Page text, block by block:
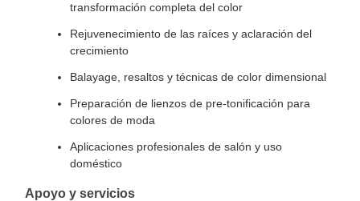
transformación completa del color
Rejuvenecimiento de las raíces y aclaración del
crecimiento
Balayage, resaltos y técnicas de color dimensional
Preparación de lienzos de pre-tonificación para
colores de moda
Aplicaciones profesionales de salón y uso
doméstico
Apoyo y servicios